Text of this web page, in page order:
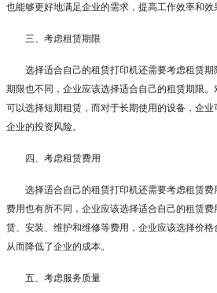
也能够更好地满足企业的需求，提高工作效率和效
三、考虑租赁期限
选择适合自己的租赁打印机还需要考虑租赁
期限也不同，企业应该选择适合自己的租赁期限
可以选择短期租赁，而对于长期使用的设备，企
企业的投资风险。
四、考虑租赁费用
选择适合自己的租赁打印机还需要考虑租赁
费用也有所不同，企业应该选择适合自己的租赁
赁、安装、维护和维修等费用，企业应该选择价格
从而降低了企业的成本。
五、考虑服务质量